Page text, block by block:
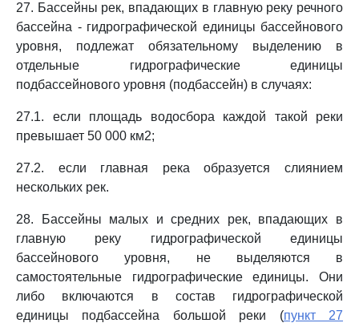
27. Бассейны рек, впадающих в главную реку речного
бассейна - гидрографической единицы бассейнового
уровня, подлежат обязательному выделению в
отдельные гидрографические единицы
подбассейнового уровня (подбассейн) в случаях:
27.1. если площадь водосбора каждой такой реки
превышает 50 000 км2;
27.2. если главная река образуется слиянием
нескольких рек.
28. Бассейны малых и средних рек, впадающих в
главную реку гидрографической единицы
бассейнового уровня, не выделяются в
самостоятельные гидрографические единицы. Они
либо включаются в состав гидрографической
единицы подбассейна большой реки (пункт 27